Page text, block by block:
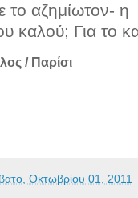
το αζημίωτον- η
καλού; Για το
/ Παρίσι
Οκτωβρίου 01, 2011